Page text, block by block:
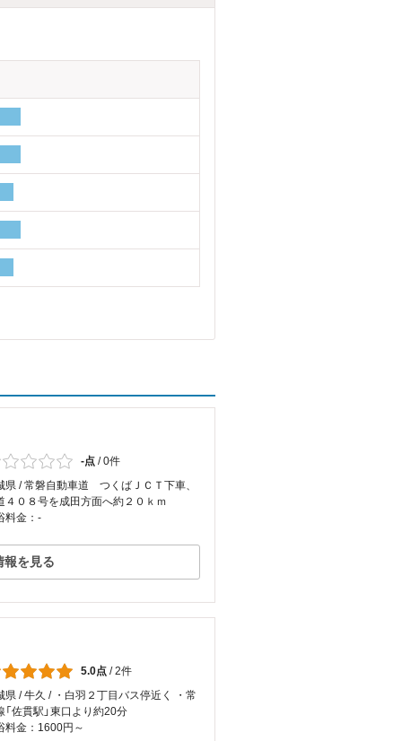
-点 /0件
県 / 常磐自動車道 つくばＪＣＴ下車、
４０８号を成田方面へ約２０ｋｍ
料金：-
報を見る
5.0点 /2件
県 / 牛久 / ・白羽２丁目バス停近く ・常
「佐貫駅」東口より約20分
料金：1600円～